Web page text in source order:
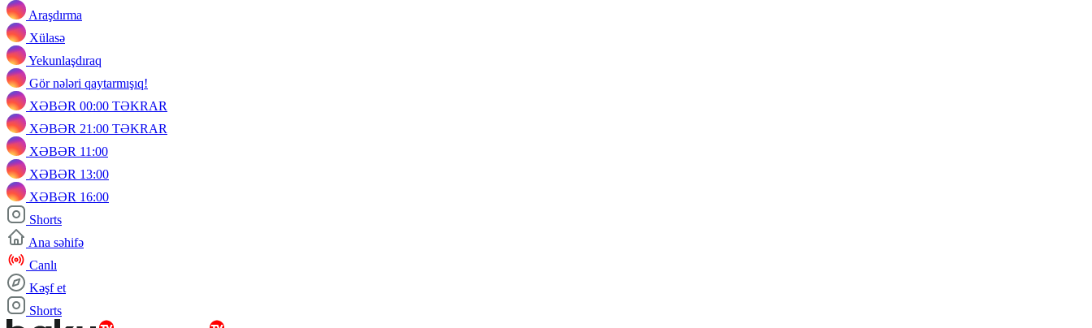
Araşdırma
Xülasə
Yekunlaşdıraq
Gör nələri qaytarmışıq!
XƏBƏR 00:00 TƏKRAR
XƏBƏR 21:00 TƏKRAR
XƏBƏR 11:00
XƏBƏR 13:00
XƏBƏR 16:00
Shorts
Ana səhifə
Canlı
Kəşf et
Shorts